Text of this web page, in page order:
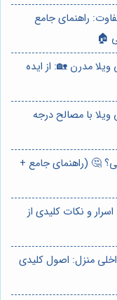
راهنمای جامع
🏠
مدرن 🏡: از ایده
با مصالح درجه
🤔 (راهنمای جامع +
و نکات کلیدی از
منزل: اصول کلیدی